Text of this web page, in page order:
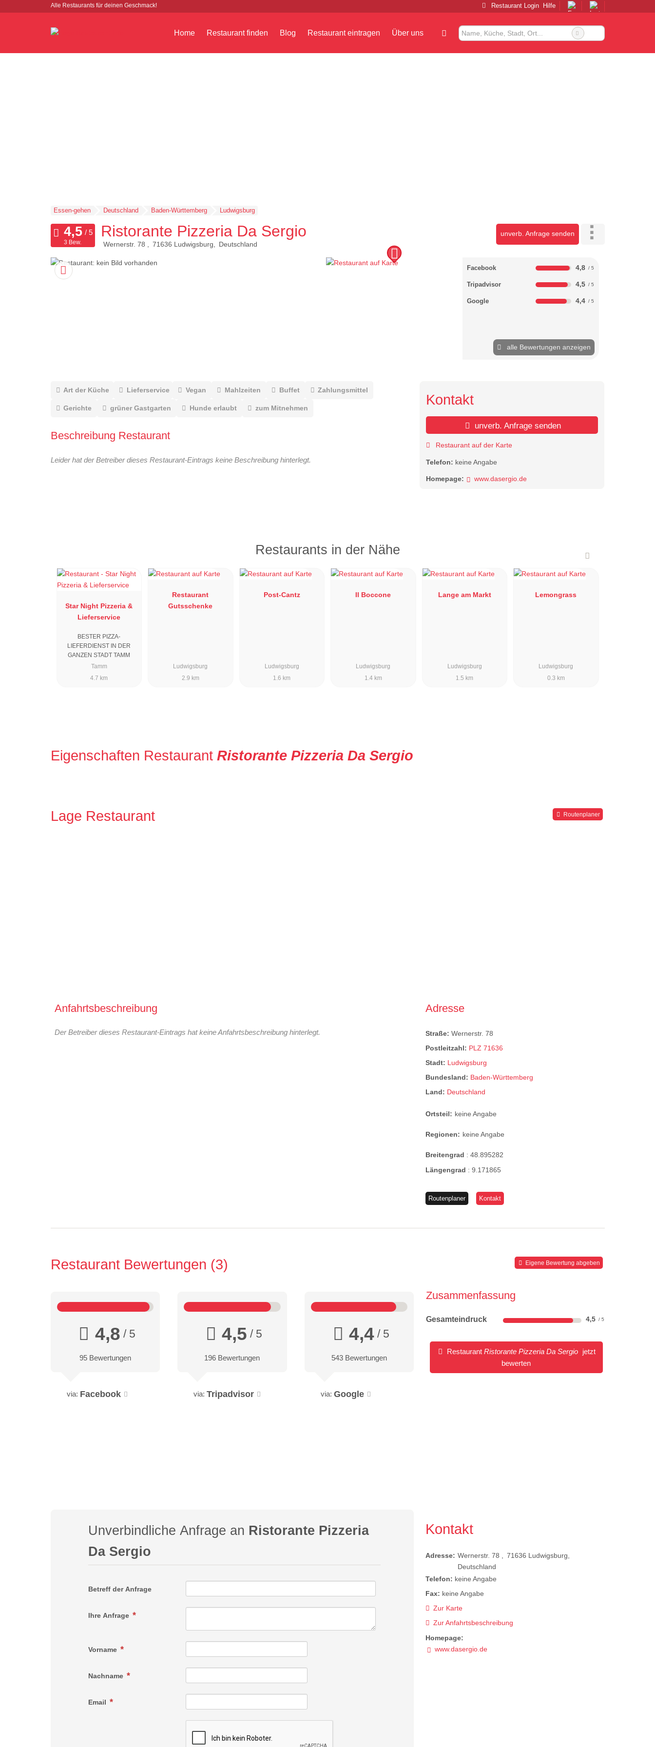
Alle Restaurants für deinen Geschmack! Restaurant Login Hilfe
Home Restaurant finden Blog Restaurant eintragen Über uns
Essen-gehen Deutschland Baden-Württemberg Ludwigsburg
Ristorante Pizzeria Da Sergio
Wernerstr. 78 71636 Ludwigsburg Deutschland
unverb. Anfrage senden
3 Bew.
Facebook 4,8
Tripadvisor 4,5
Google 4,4
alle Bewertungen anzeigen
Art der Küche Lieferservice Vegan Mahlzeiten Buffet Zahlungsmittel
Gerichte grüner Gastgarten Hunde erlaubt zum Mitnehmen
Beschreibung Restaurant
Leider hat der Betreiber dieses Restaurant-Eintrags keine Beschreibung hinterlegt.
Kontakt
unverb. Anfrage senden
Restaurant auf der Karte
Telefon: keine Angabe
Homepage: www.dasergio.de
Restaurants in der Nähe
Star Night Pizzeria &
Lieferservice
BESTER PIZZA-
LIEFERDIENST IN DER
GANZEN STADT TAMM
Tamm
4.7 km
Restaurant
Gutsschenke
Ludwigsburg
2.9 km
Post-Cantz
Ludwigsburg
1.6 km
Il Boccone
Ludwigsburg
1.4 km
Lange am Markt
Ludwigsburg
1.5 km
Lemongrass
Ludwigsburg
0.3 km
Eigenschaften Restaurant Ristorante Pizzeria Da Sergio
Lage Restaurant Routenplaner
Anfahrtsbeschreibung
Der Betreiber dieses Restaurant-Eintrags hat keine Anfahrtsbeschreibung hinterlegt.
Adresse
Straße:Wernerstr. 78
Postleitzahl: PLZ 71636
Stadt: Ludwigsburg
Bundesland: Baden-Württemberg
Land: Deutschland
Ortsteil: keine Angabe
Regionen: keine Angabe
Breitengrad :48.895282
Längengrad :9.171865
Routenplaner Kontakt
Restaurant Bewertungen 3 Eigene Bewertung abgeben
Zusammenfassung
Gesamteindruck 4,5
Restaurant Ristorante Pizzeria Da Sergio jetzt
bewerten
4,8 / 5
95 Bewertungen
via: Facebook
4,5 / 5
196 Bewertungen
via: Tripadvisor
4,4/ 5
543 Bewertungen
via: Google
Unverbindliche Anfrage an Ristorante Pizzeria
Da Sergio
Betreff der Anfrage
Ihre Anfrage
Vorname
Nachname
Email
Kontakt
Adresse: Wernerstr. 78 71636 Ludwigsburg
Deutschland
Telefon: keine Angabe
Fax: keine Angabe
Zur Karte
Zur Anfahrtsbeschreibung
Homepage:
www.dasergio.de